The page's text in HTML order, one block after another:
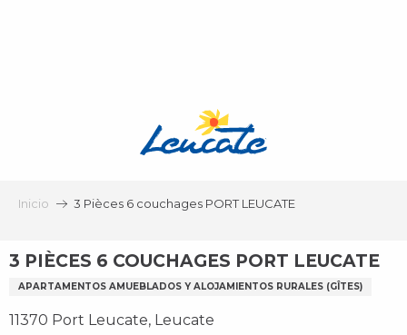
Inicio 3 Pièces 6 couchages PORT LEUCATE
3 PIÈCES 6 COUCHAGES PORT LEUCATE
APARTAMENTOS AMUEBLADOS Y ALOJAMIENTOS RURALES (GÎTES)
11370 Port Leucate, Leucate